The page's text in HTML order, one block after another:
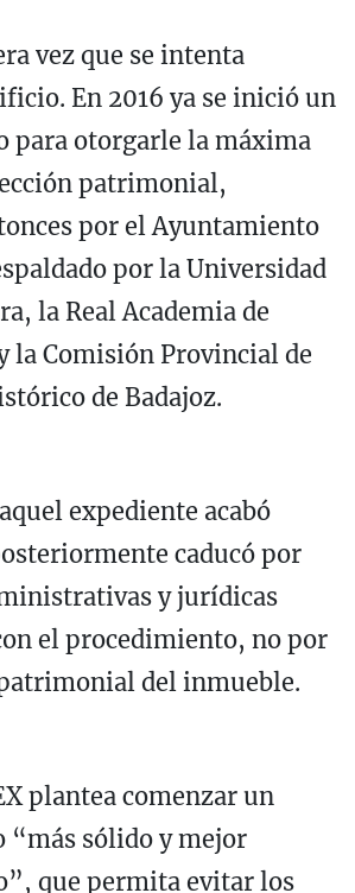
vez que se intenta
En 2016 ya se inició un
para otorgarle la máxima
patrimonial,
por el Ayuntamiento
por la Universidad
la Real Academia de
la Comisión Provincial de
de Badajoz.
expediente acabó
caducó por
y jurídicas
el procedimiento, no por
del inmueble.
plantea comenzar un
“más sólido y mejor
que permita evitar los